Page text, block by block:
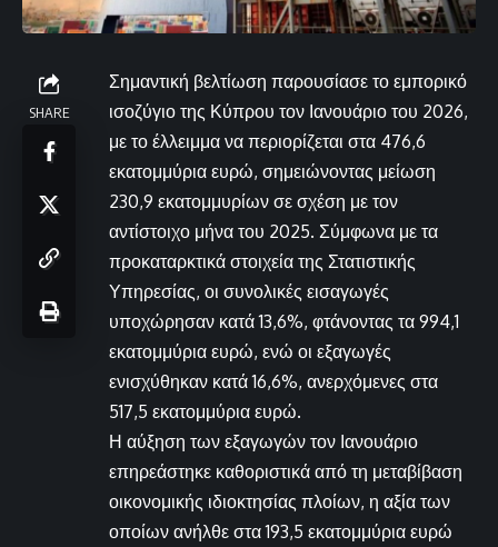
SHARE
Σημαντική βελτίωση παρουσίασε το εμπορικό
ισοζύγιο της Κύπρου τον Ιανουάριο του 2026,
με το έλλειμμα να περιορίζεται στα 476,6
εκατομμύρια ευρώ, σημειώνοντας μείωση
230,9 εκατομμυρίων σε σχέση με τον
αντίστοιχο μήνα του 2025. Σύμφωνα με τα
προκαταρκτικά στοιχεία της Στατιστικής
Υπηρεσίας, οι συνολικές εισαγωγές
υποχώρησαν κατά 13,6%, φτάνοντας τα 994,1
εκατομμύρια ευρώ, ενώ οι εξαγωγές
ενισχύθηκαν κατά 16,6%, ανερχόμενες στα
517,5 εκατομμύρια ευρώ.
Η αύξηση των εξαγωγών τον Ιανουάριο
επηρεάστηκε καθοριστικά από τη μεταβίβαση
οικονομικής ιδιοκτησίας πλοίων, η αξία των
οποίων ανήλθε στα 193,5 εκατομμύρια ευρώ